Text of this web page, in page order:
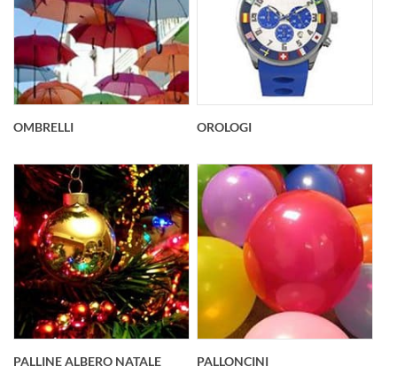
OMBRELLI OROLOGI
PALLINE ALBERO NATALE PALLONCINI